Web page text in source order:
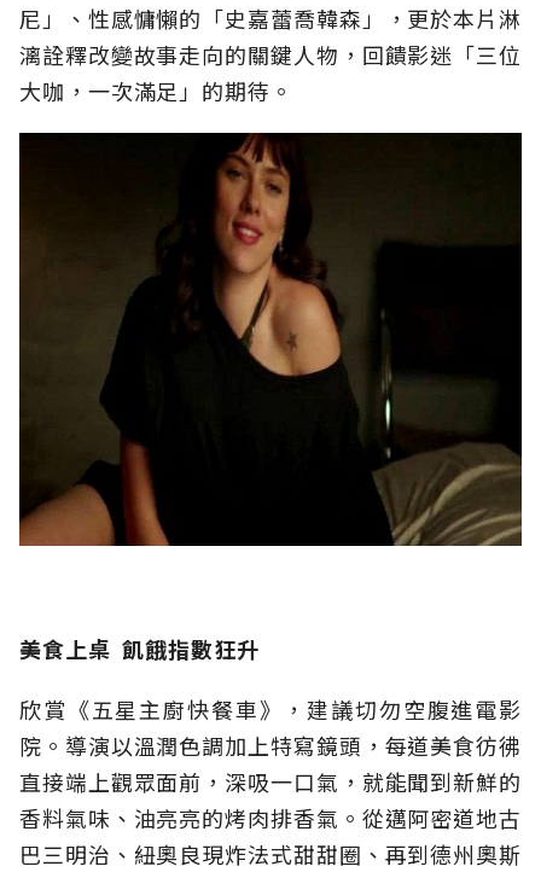
尼」、性感慵懶的「史嘉蕾喬韓森」，更於本片淋
漓詮釋改變故事走向的關鍵人物，回饋影迷「三位
大咖，一次滿足」的期待。
美食上桌 飢餓指數狂升
欣賞《五星主廚快餐車》，建議切勿空腹進電影
院。導演以溫潤色調加上特寫鏡頭，每道美食彷彿
直接端上觀眾面前，深吸一口氣，就能聞到新鮮的
香料氣味、油亮亮的烤肉排香氣。從邁阿密道地古
巴三明治、紐奧良現炸法式甜甜圈、再到德州奧斯